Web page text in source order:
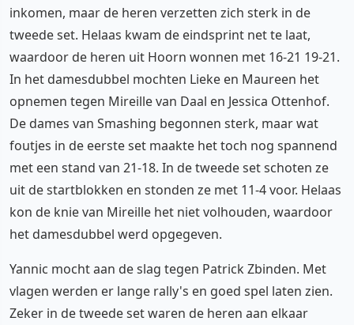
inkomen, maar de heren verzetten zich sterk in de
tweede set. Helaas kwam de eindsprint net te laat,
waardoor de heren uit Hoorn wonnen met 16-21 19-21.
In het damesdubbel mochten Lieke en Maureen het
opnemen tegen Mireille van Daal en Jessica Ottenhof.
De dames van Smashing begonnen sterk, maar wat
foutjes in de eerste set maakte het toch nog spannend
met een stand van 21-18. In de tweede set schoten ze
uit de startblokken en stonden ze met 11-4 voor. Helaas
kon de knie van Mireille het niet volhouden, waardoor
het damesdubbel werd opgegeven.
Yannic mocht aan de slag tegen Patrick Zbinden. Met
vlagen werden er lange rally's en goed spel laten zien.
Zeker in de tweede set waren de heren aan elkaar